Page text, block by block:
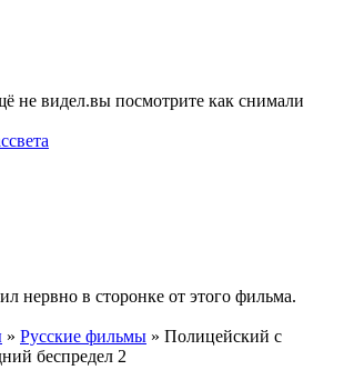
не видел.вы посмотрите как снимали
нервно в сторонке от этого фильма.
» Русские фильмы » Полицейский с
беспредел 2